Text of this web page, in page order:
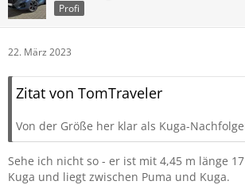
Profi
22. März 2023
Zitat von TomTraveler
Von der Größe her klar als Kuga-
Sehe ich nicht so - er ist mit 4,45 m länge
Kuga und liegt zwischen Puma und Kuga.